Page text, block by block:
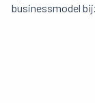
businessmodel